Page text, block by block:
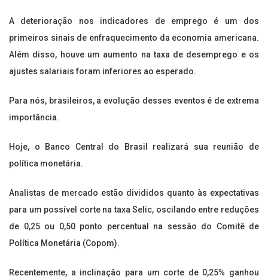
A deterioração nos indicadores de emprego é um dos
primeiros sinais de enfraquecimento da economia americana.
Além disso, houve um aumento na taxa de desemprego e os
ajustes salariais foram inferiores ao esperado.
Para nós, brasileiros, a evolução desses eventos é de extrema
importância.
Hoje, o Banco Central do Brasil realizará sua reunião de
política monetária.
Analistas de mercado estão divididos quanto às expectativas
para um possível corte na taxa Selic, oscilando entre reduções
de 0,25 ou 0,50 ponto percentual na sessão do Comitê de
Política Monetária (Copom).
Recentemente, a inclinação para um corte de 0,25% ganhou